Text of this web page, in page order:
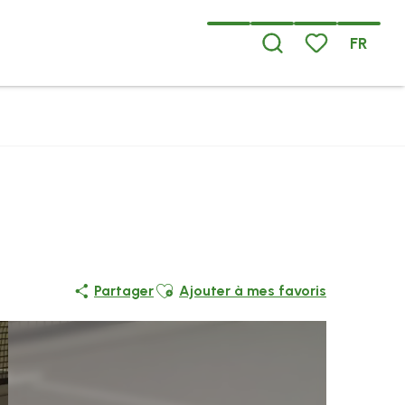
FR
PartagerAjouter aux favoris
Ajouter à mes favoris